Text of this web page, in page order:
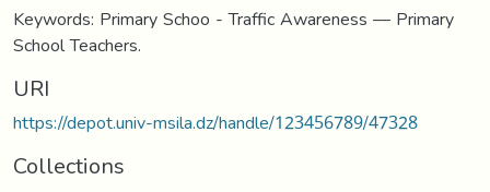
Keywords: Primary Schoo - Traffic Awareness –– Primary
School Teachers.
URI
https://depot.univ-msila.dz/handle/123456789/47328
Collections